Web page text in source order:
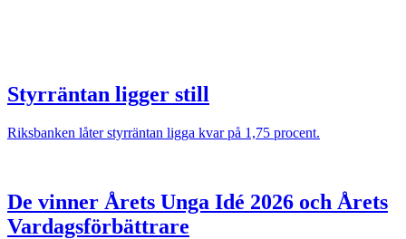
Styrräntan ligger still
Riksbanken låter styrräntan ligga kvar på 1,75 procent.
De vinner Årets Unga Idé 2026 och Årets
Vardagsförbättrare